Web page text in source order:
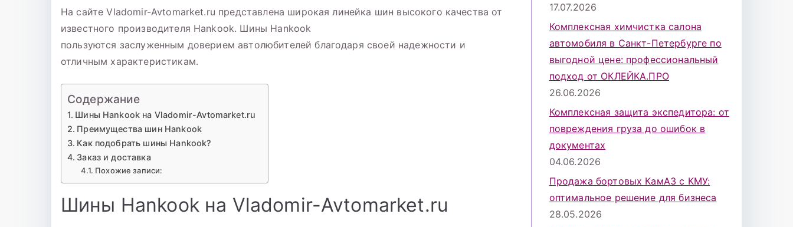
На сайте Vladomir-Avtomarket.ru представлена широкая линейка шин высокого качества от
известного производителя Hankook. Шины Hankook
пользуются заслуженным доверием автолюбителей благодаря своей надежности и
отличным характеристикам.
Содержание
Шины Hankook на Vladomir-Avtomarket.ru
Преимущества шин Hankook
Как подобрать шины Hankook?
Заказ и доставка
Похожие записи:
Шины Hankook на Vladomir-Avtomarket.ru
17.07.2026
Комплексная химчистка салона
автомобиля в Санкт-Петербурге по
выгодной цене: профессиональный
подход от ОКЛЕЙКА.ПРО
26.06.2026
Комплексная защита экспедитора: от
повреждения груза до ошибок в
документах
04.06.2026
Продажа бортовых КамАЗ с КМУ:
оптимальное решение для бизнеса
28.05.2026